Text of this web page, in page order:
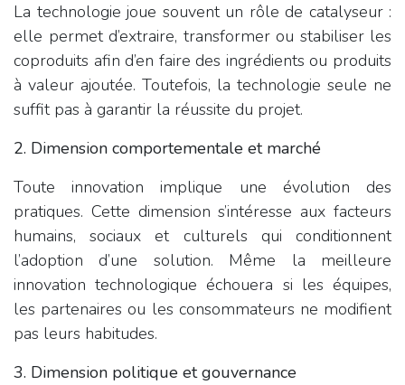
La technologie joue souvent un rôle de catalyseur :
elle permet d’extraire, transformer ou stabiliser les
coproduits afin d’en faire des ingrédients ou produits
à valeur ajoutée. Toutefois, la technologie seule ne
suffit pas à garantir la réussite du projet.
2. Dimension comportementale et marché
Toute innovation implique une évolution des
pratiques. Cette dimension s’intéresse aux facteurs
humains, sociaux et culturels qui conditionnent
l’adoption d’une solution. Même la meilleure
innovation technologique échouera si les équipes,
les partenaires ou les consommateurs ne modifient
pas leurs habitudes.
3. Dimension politique et gouvernance